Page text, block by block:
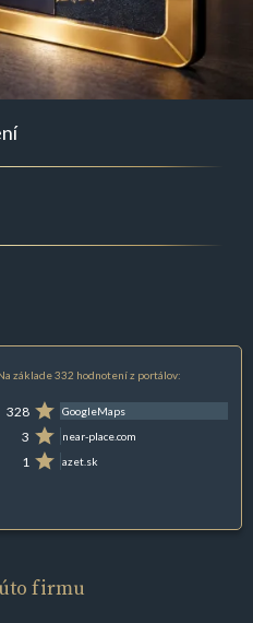
základe 332 hodnotení z portálov:
328 GoogleMaps
3 near-place.com
1 azet.sk
firmu